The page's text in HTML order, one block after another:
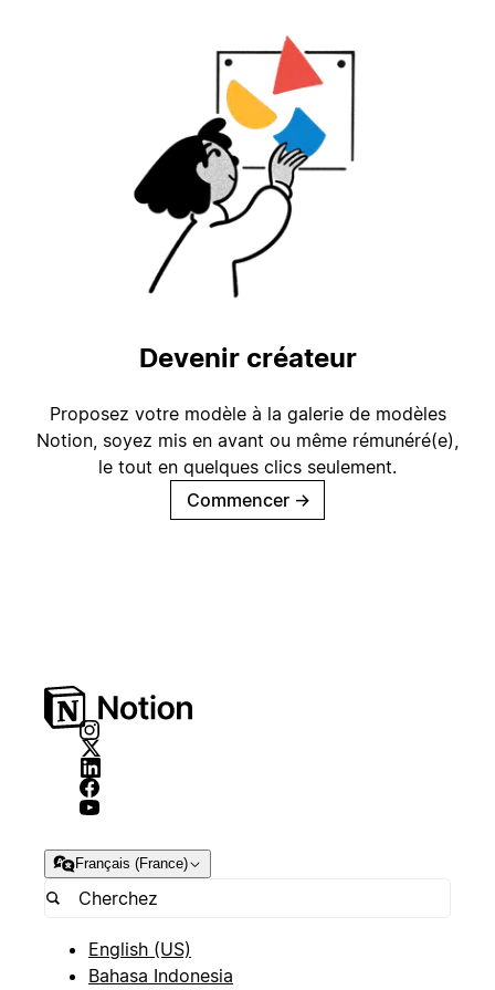
Devenir créateur
Proposez votre modèle à la galerie de modèles
Notion, soyez mis en avant ou même rémunéré(e),
le tout en quelques clics seulement.
Commencer →
Français (France)
English (US)
Bahasa Indonesia